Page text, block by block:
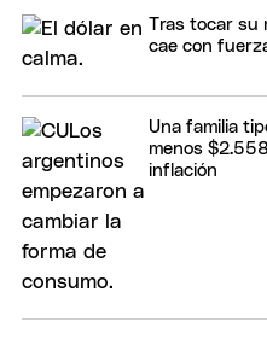
Tras tocar su
cae con
Una familia
menos
inflación